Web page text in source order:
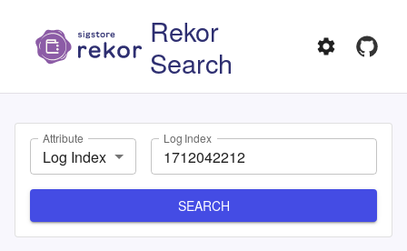
Rekor
Search
Attribute
Log Index
Log Index
SEARCH